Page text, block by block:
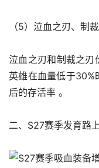
（5）泣血之刃、制
泣血之刃和制裁之刃
英雄在血量低于
后的存活率 。
二、S27赛季发育路